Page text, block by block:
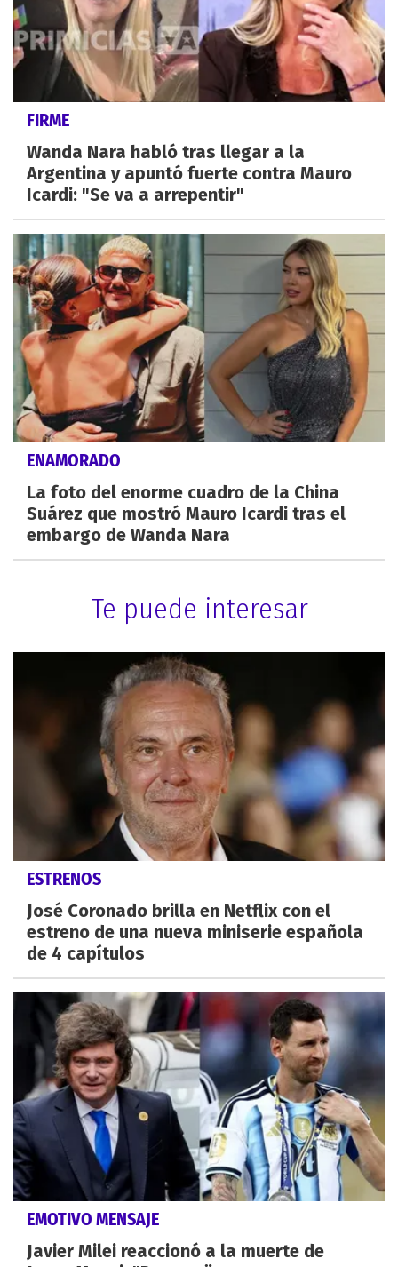
FIRME
Wanda Nara habló tras llegar a la
Argentina y apuntó fuerte contra Mauro
Icardi: "Se va a arrepentir"
ENAMORADO
La foto del enorme cuadro de la China
Suárez que mostró Mauro Icardi tras el
embargo de Wanda Nara
Te puede interesar
ESTRENOS
José Coronado brilla en Netflix con el
estreno de una nueva miniserie española
de 4 capítulos
EMOTIVO MENSAJE
Javier Milei reaccionó a la muerte de